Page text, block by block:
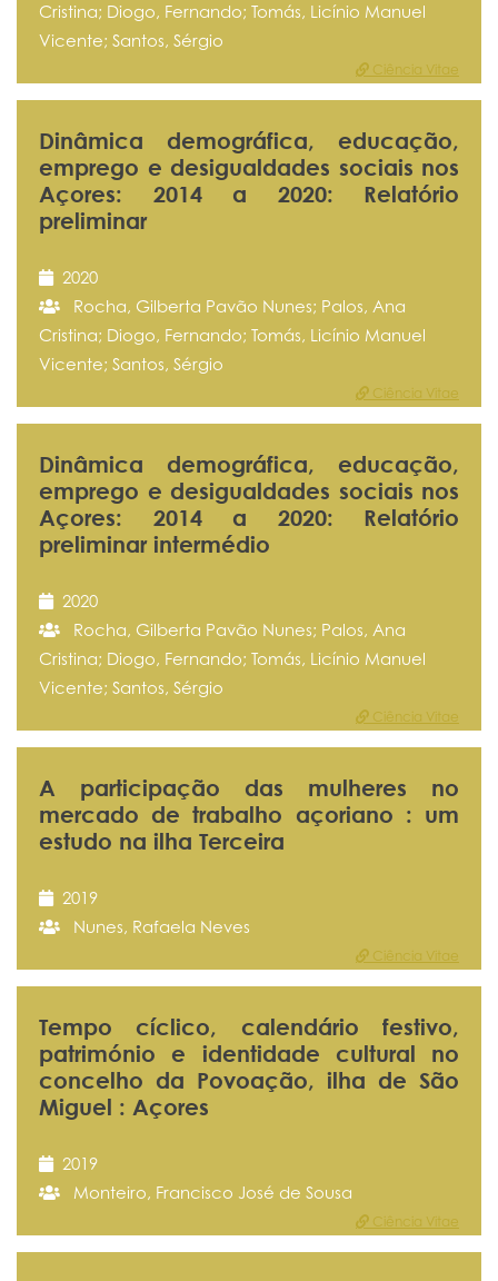
Cristina; Diogo, Fernando; Tomás, Licínio Manuel
Vicente; Santos, Sérgio
Ciência Vitae
Dinâmica demográfica, educação,
emprego e desigualdades sociais nos
Açores: 2014 a 2020: Relatório
preliminar
2020
Rocha, Gilberta Pavão Nunes; Palos, Ana
Cristina; Diogo, Fernando; Tomás, Licínio Manuel
Vicente; Santos, Sérgio
Ciência Vitae
Dinâmica demográfica, educação,
emprego e desigualdades sociais nos
Açores: 2014 a 2020: Relatório
preliminar intermédio
2020
Rocha, Gilberta Pavão Nunes; Palos, Ana
Cristina; Diogo, Fernando; Tomás, Licínio Manuel
Vicente; Santos, Sérgio
Ciência Vitae
A participação das mulheres no
mercado de trabalho açoriano : um
estudo na ilha Terceira
2019
Nunes, Rafaela Neves
Ciência Vitae
Tempo cíclico, calendário festivo,
património e identidade cultural no
concelho da Povoação, ilha de São
Miguel : Açores
2019
Monteiro, Francisco José de Sousa
Ciência Vitae